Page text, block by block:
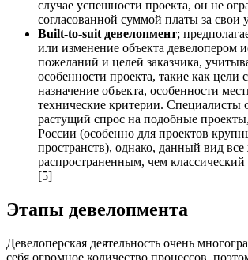
случае успешности проекта, он не
согласованной суммой платы за свои
Built-to-suit девелопмент;
или изменение объекта девелопером
пожеланий и целей заказчика,
особенности проекта, такие как цели
назначение объекта, особенности
технические критерии. Специалисты
растущий спрос на подобные
России (особенно для проектов
пространств), однако, данный вид все
распространенным, чем классический
[5]
Этапы девелопмента
Девелоперская деятельность очень
себя огромное количество процессов,